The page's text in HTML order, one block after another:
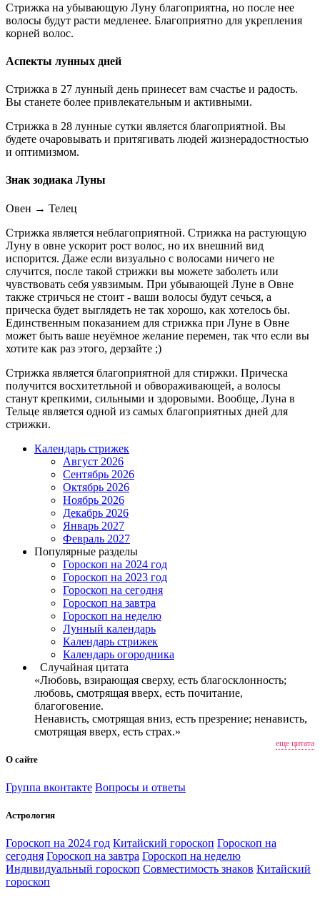
Стрижка на убывающую Луну благоприятна, но после нее
волосы будут расти медленее. Благоприятно для укрепления
корней волос.
Аспекты лунных дней
Стрижка в 27 лунный день принесет вам счастье и радость.
Вы станете более привлекательным и активными.
Стрижка в 28 лунные сутки является благоприятной. Вы
будете очаровывать и притягивать людей жизнерадостностью
и оптимизмом.
Знак зодиака Луны
Овен → Телец
Стрижка является неблагоприятной. Стрижка на растующую
Луну в овне ускорит рост волос, но их внешний вид
испорится. Даже если визуально с волосами ничего не
случится, после такой стрижки вы можете заболеть или
чувствовать себя уявзимым. При убывающей Луне в Овне
также стричься не стоит - ваши волосы будут сечься, а
прическа будет выглядеть не так хорошо, как хотелось бы.
Единственным показанием для стрижка при Луне в Овне
может быть ваше неуёмное желание перемен, так что если вы
хотите как раз этого, дерзайте ;)
Стрижка является благоприятной для стиржки. Прическа
получится восхитетльной и обвораживающей, а волосы
станут крепкими, сильными и здоровыми. Вообще, Луна в
Тельце является одной из самых благоприятных дней для
стрижки.
Календарь стрижек
Август 2026
Сентябрь 2026
Октябрь 2026
Ноябрь 2026
Декабрь 2026
Январь 2027
Февраль 2027
Популярные разделы
Гороскоп на 2024 год
Гороскоп на 2023 год
Гороскоп на сегодня
Гороскоп на завтра
Гороскоп на неделю
Лунный календарь
Календарь стрижек
Календарь огородника
Случайная цитата
«Любовь, взирающая сверху, есть благосклонность;
любовь, смотрящая вверх, есть почитание,
благоговение.
Ненависть, смотрящая вниз, есть презрение; ненависть,
смотрящая вверх, есть страх.»
еще цитата
О сайте
Группа вконтакте Вопросы и ответы
Астрология
Гороскоп на 2024 год Китайский гороскоп Гороскоп на
сегодня Гороскоп на завтра Гороскоп на неделю
Индивидуальный гороскоп Совместимость знаков Китайский
гороскоп